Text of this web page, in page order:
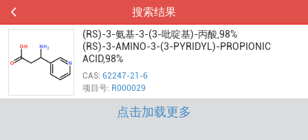
搜索结果
(RS)-3-氨基-3-(3-吡啶基)-丙酸,98%
(RS)-3-AMINO-3-(3-PYRIDYL)-PROPIONIC
ACID,98%
CAS: 62247-21-6
项目号: R000029
点击加载更多